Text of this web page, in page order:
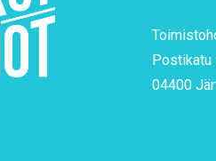
Postikatu
04400